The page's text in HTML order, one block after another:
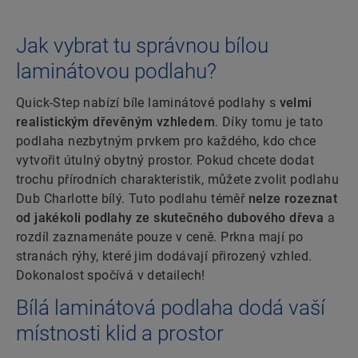
Jak vybrat tu správnou bílou
laminátovou podlahu?
Quick-Step nabízí bíle laminátové podlahy s velmi
realistickým dřevěným vzhledem. Díky tomu je tato
podlaha nezbytným prvkem pro každého, kdo chce
vytvořit útulný obytný prostor. Pokud chcete dodat
trochu přírodních charakteristik, můžete zvolit podlahu
Dub Charlotte bílý. Tuto podlahu téměř nelze rozeznat
od jakékoli podlahy ze skutečného dubového dřeva a
rozdíl zaznamenáte pouze v ceně. Prkna mají po
stranách rýhy, které jim dodávají přirozený vzhled.
Dokonalost spočívá v detailech!
Bílá laminátová podlaha dodá vaší
místnosti klid a prostor